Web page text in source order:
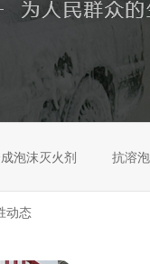
泡沫灭火剂 抗溶
动态